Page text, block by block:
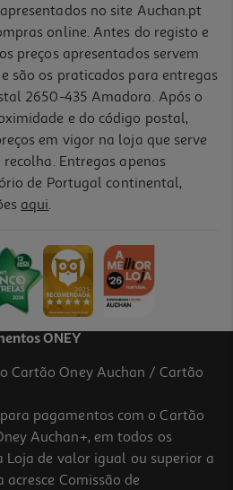
Ww80cgc04daeep Wi-Fi -
online
no site Auchan.pt
online. Antes do registo e
preços apresentados servem
são os praticados para entregas
2650-435 Amadora. Após o
e do código postal,
em vigor na loja que serve
Entregas apenas
de Portugal continental,
aqui.
ONEY
Cartão Oney Auchan / Cartão
pagamentos com o Cartão
Auchan+, em todos os
Loja de valor igual ou superior a
Comissão de